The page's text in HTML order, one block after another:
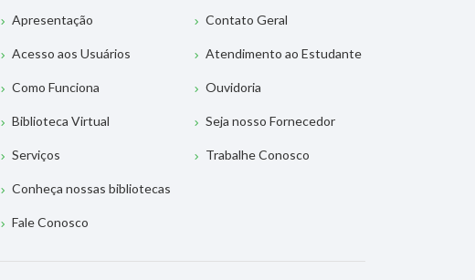
Apresentação
Acesso aos Usuários
Como Funciona
Biblioteca Virtual
Serviços
Conheça nossas bibliotecas
Fale Conosco
Contato Geral
Atendimento ao Estudante
Ouvidoria
Seja nosso Fornecedor
Trabalhe Conosco